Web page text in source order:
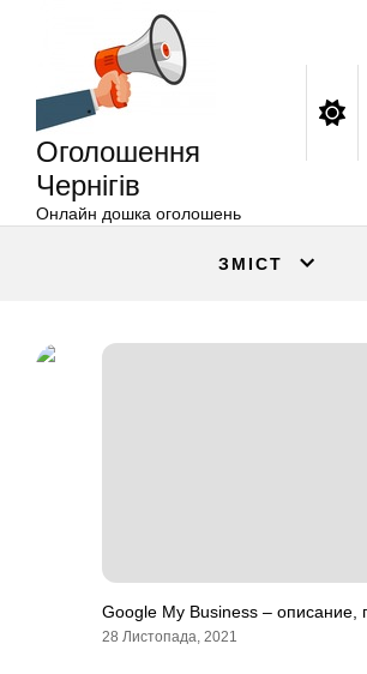
Оголошення
Чернігів
Онлайн дошка оголошень
ЗМІСТ
Google My Business – описание,
28 Листопада, 2021